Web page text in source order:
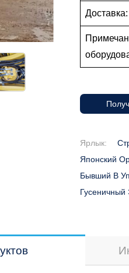
Ярлык:
Японский
Бывший В
Гусеничный